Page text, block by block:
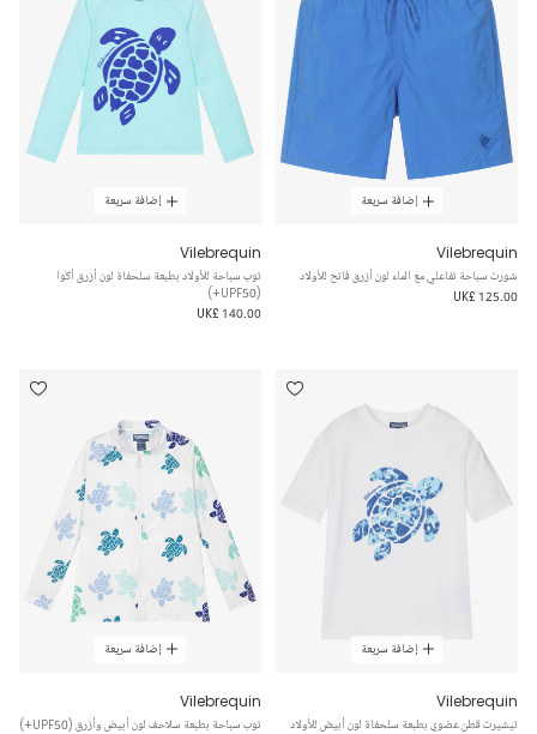
إضافة سريعة
Vilebrequin
شورت سباحة تفاعلي مع الماء لون أزرق فاتح للأولاد
UK£ 125.00
إضافة سريعة
Vilebrequin
توب سباحة للأولاد بطبعة سلحفاة لون أزرق أكوا
(UPF50+)
UK£ 140.00
إضافة سريعة
Vilebrequin
تيشيرت قطن عضوي بطبعة سلحفاة لون أبيض للأولاد
إضافة سريعة
Vilebrequin
توب سباحة بطبعة سلاحف لون أبيض وأزرق (UPF50+)